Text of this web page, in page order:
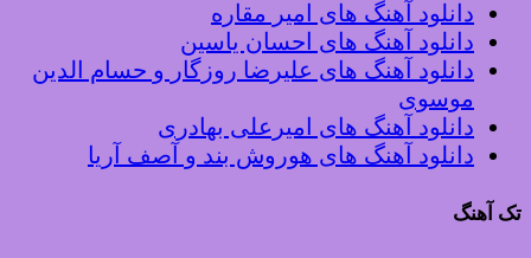
دانلود آهنگ های امیر مقاره
دانلود آهنگ های احسان یاسین
دانلود آهنگ های علیرضا روزگار و حسام الدین
موسوی
دانلود آهنگ های امیرعلی بهادری
دانلود آهنگ های هوروش بند و آصف آریا
تک آهنگ